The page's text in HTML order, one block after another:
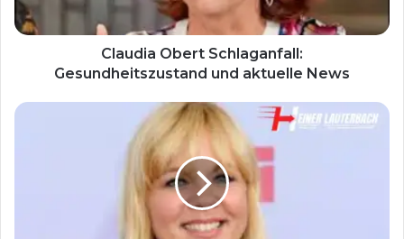
Claudia Obert Schlaganfall:
Gesundheitszustand und aktuelle News